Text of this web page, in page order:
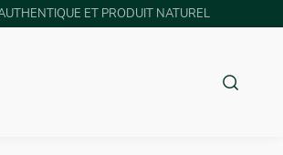
ET PRODUIT NATUREL